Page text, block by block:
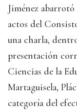
Jiménez
actos del
una charla,
presentación
Ciencias de la
Martaguisela,
categoría del